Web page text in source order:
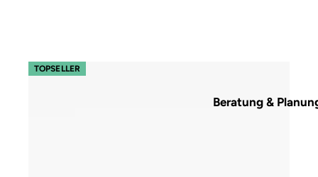
Beratung &
s32 easy – Gestell Weiß (glatt)
TOPSELLER